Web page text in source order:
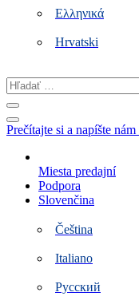
Ελληνικά
Hrvatski
Hľadať
…
Prečítajte si a napíšte nám
Miesta predajní
Podpora
Slovenčina
Čeština
Italiano
Русский